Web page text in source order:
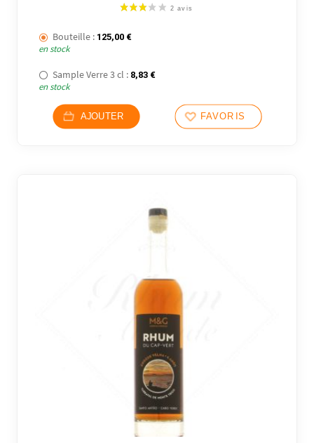
Bouteille : 125,00 €
en stock
Sample Verre 3 cl : 8,83 €
en stock
AJOUTER FAVORIS